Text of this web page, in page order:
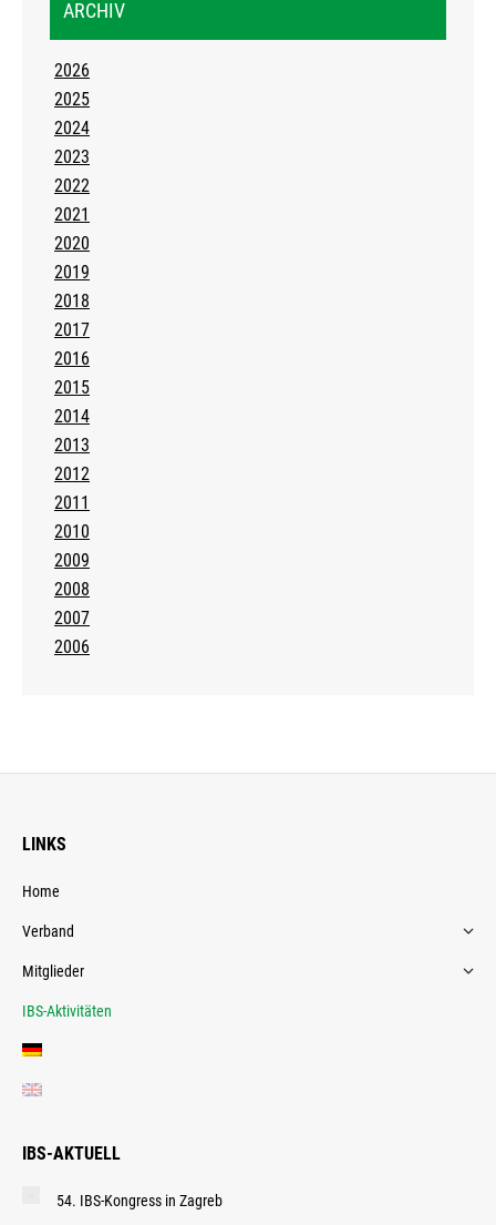
ARCHIV
2026
2025
2024
2023
2022
2021
2020
2019
2018
2017
2016
2015
2014
2013
2012
2011
2010
2009
2008
2007
2006
LINKS
Home
Verband
Mitglieder
IBS-Aktivitäten
IBS-AKTUELL
54. IBS-Kongress in Zagreb